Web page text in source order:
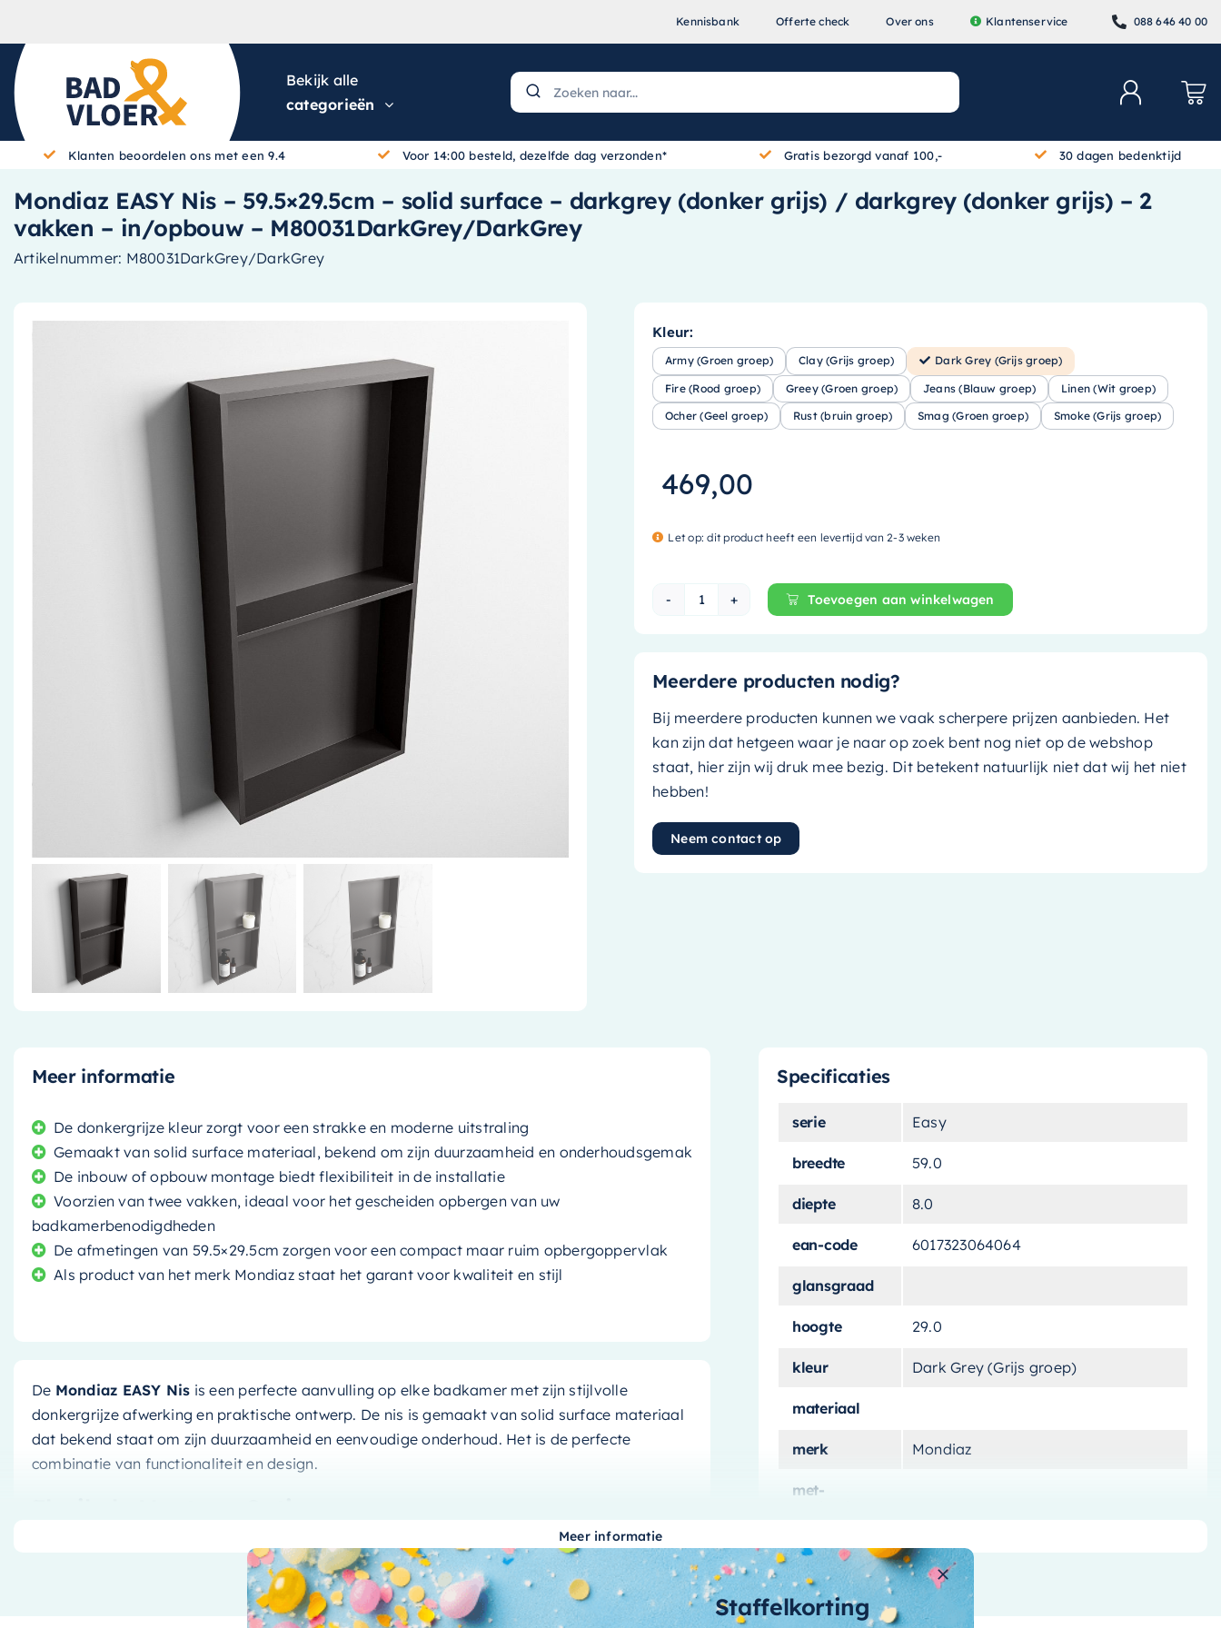
Kennisbank Offerte check Over ons Klantenservice 088 646 40 00
Bekijk alle
categorieën
Klanten beoordelen ons met een 9.4 Voor 14:00 besteld, dezelfde dag verzonden* Gratis bezorgd vanaf 100,- 30 dagen bedenktijd
Mondiaz EASY Nis – 59.5×29.5cm – solid surface – darkgrey (donker grijs) / darkgrey (donker grijs) – 2
vakken – in/opbouw – M80031DarkGrey/DarkGrey
Artikelnummer: M80031DarkGrey/DarkGrey
Kleur:
Army (Groen groep) Clay (Grijs groep) Dark Grey (Grijs groep)
Fire (Rood groep) Greey (Groen groep) Jeans (Blauw groep) Linen (Wit groep)
Ocher (Geel groep) Rust (bruin groep) Smag (Groen groep) Smoke (Grijs groep)
469,00
Let op: dit product heeft een levertijd van 2-3 weken
Mondiaz EASY Nis - 59.5x29.5cm - solid surface - darkgrey (donker
Toevoegen aan winkelwagen
Meerdere producten nodig?
Bij meerdere producten kunnen we vaak scherpere prijzen aanbieden. Het
kan zijn dat hetgeen waar je naar op zoek bent nog niet op de webshop
staat, hier zijn wij druk mee bezig. Dit betekent natuurlijk niet dat wij het niet
hebben!
Neem contact op
Meer informatie
De donkergrijze kleur zorgt voor een strakke en moderne uitstraling
Gemaakt van solid surface materiaal, bekend om zijn duurzaamheid en onderhoudsgemak
De inbouw of opbouw montage biedt flexibiliteit in de installatie
Voorzien van twee vakken, ideaal voor het gescheiden opbergen van uw
badkamerbenodigdheden
De afmetingen van 59.5×29.5cm zorgen voor een compact maar ruim opbergoppervlak
Als product van het merk Mondiaz staat het garant voor kwaliteit en stijl
De Mondiaz EASY Nis is een perfecte aanvulling op elke badkamer met zijn stijlvolle
donkergrijze afwerking en praktische ontwerp. De nis is gemaakt van solid surface materiaal
dat bekend staat om zijn duurzaamheid en eenvoudige onderhoud. Het is de perfecte
combinatie van functionaliteit en design.
Deze nis is ontworpen met zowel inbouw als opbouw montage opties, waardoor het een
veelzijdige keuze is voor elke badkamer. Of je nu op zoek bent naar een opbergruimte die
naadloos in je muur past of een opvallend element dat op je muur wordt gemonteerd, de
Specificaties
serie Easy
breedte 59.0
diepte 8.0
ean-code 6017323064064
glansgraad
hoogte 29.0
kleur Dark Grey (Grijs groep)
materiaal
merk Mondiaz
met-
montagewijze
aantal-vakken 2 vakken
Meer informatie
Staffelkorting